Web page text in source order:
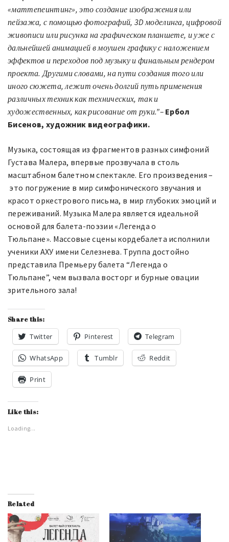
«маттепеинтинг»,это создание изображения или
пейзажа, с помощью фотографий, 3D моделинга,цифровой
живописи или рисунка на графическом планшете, и уже с
дальнейшей анимацией в моушен графику с наложением
эффектов и переходов под музыку и финальным рендером
проекта. Другими словами,на пути создания того или
иного сюжета,лежит очень долгий путь применения
различных техник как технических, так и
художественных,как рисование от руки.”– Ербол
Бисенов, художник видеографики.
​Музыка, состоящая из фрагментов разных симфоний
Густава Малера, впервые прозвучала в столь
масштабном балетном спектакле. Его произведения –
это погружение в мир симфонического звучания и
красот оркестрового письма, в мир глубоких эмоций и
переживаний. Музыка Малера является идеальной
основой для балета-поэзии «Легенда о
Тюльпане». Массовые сцены кордебалета исполнили
ученики АХУ имени Селезнева. Труппа достойно
представила Премьеру балета “Легенда о
Тюльпане”, чем вызвала восторг и бурные овации
зрительного зала!
Share this:
Twitter Pinterest Telegram
WhatsApp Tumblr Reddit
Print
Like this:
Loading...
Related